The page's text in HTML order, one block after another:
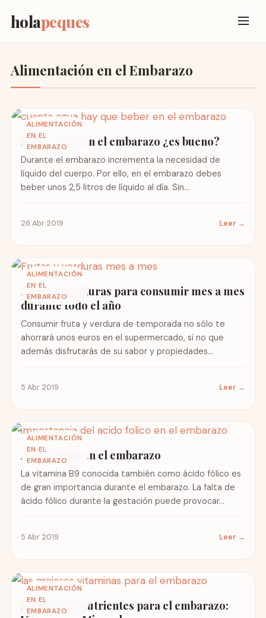
holapeques
Alimentación en el Embarazo
ALIMENTACIÓN
EN EL
EMBARAZO
Beber Agua en el embarazo ¿es bueno?
Durante el embarazo incrementa la necesidad de
líquido del cuerpo. Por ello, en el embarazo debes
beber unos 2,5 litros de líquido al día. Sin...
26 Abr 2019 Leer →
ALIMENTACIÓN
EN EL
EMBARAZO
Frutas y verduras para consumir mes a mes
durante todo el año
Consumir fruta y verdura de temporada no sólo te
ahorrará unos euros en el supermercado, si no que
además disfrutarás de su sabor y propiedades...
5 Abr 2019 Leer →
ALIMENTACIÓN
EN EL
EMBARAZO
Ácido fólico en el embarazo
La vitamina B9 conocida también como ácido fólico es
de gran importancia durante el embarazo. La falta de
ácido fólico durante la gestación puede provocar...
5 Abr 2019 Leer →
ALIMENTACIÓN
EN EL
EMBARAZO
Principales nutrientes para el embarazo: